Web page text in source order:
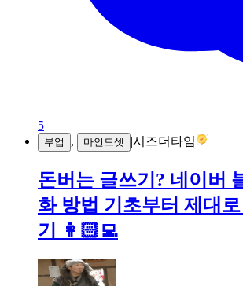
5
부업 , 마인드셋 |시즈더타임
돈버는 글쓰기? 네이버
화 방법 기초부터 제대
기 👩🏻‍💻